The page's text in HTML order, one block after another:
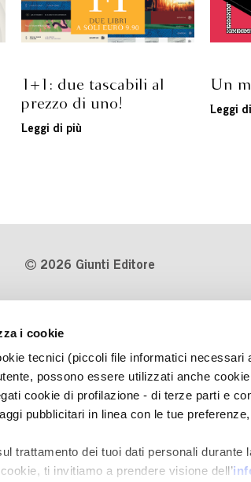
i cookie
tecnici (piccoli file informatici necessari
possono essere utilizzati anche
cookie di profilazione - di terze parti e
pubblicitari in linea con le tue
trattamento dei tuoi dati personali durante
ti invitiamo a prendere visione dell’
1+1: due tascabili al
prezzo di uno!
Leggi di più
Un
Leggi
2026 Giunti Editore
Numero d'iscrizione al Registro
Imprese di Milano REA 1327444
Informativa sulla privacy